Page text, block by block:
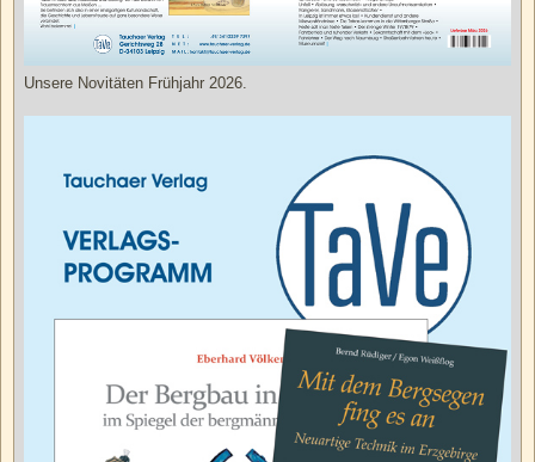
Unsere Novitäten Frühjahr 2026.